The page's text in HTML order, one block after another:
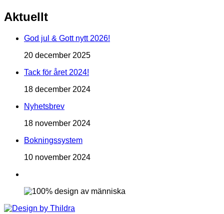
Aktuellt
God jul & Gott nytt 2026!
20 december 2025
Tack för året 2024!
18 december 2024
Nyhetsbrev
18 november 2024
Bokningssystem
10 november 2024